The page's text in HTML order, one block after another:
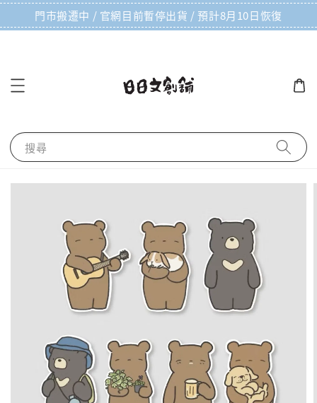
門市搬遷中 / 官網目前暫停出貨 / 預計8月10日恢復
搜尋